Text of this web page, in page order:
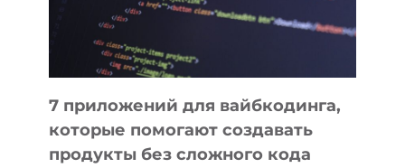
7 приложений для вайбкодинга,
которые помогают создавать
продукты без сложного кода